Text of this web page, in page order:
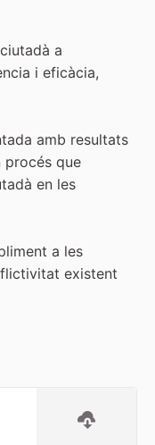
a
i eficàcia,
amb resultats
procés que
en les
a les
existent